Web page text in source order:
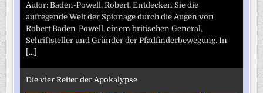
Autor: Baden-Powell, Robert. Entdecken Sie die
aufregende Welt der Spionage durch die Augen von
Robert Baden-Powell, einem britischen General,
Schriftsteller und Gründer der Pfadfinderbewegung. In
[...]
Die vier Reiter der Apokalypse